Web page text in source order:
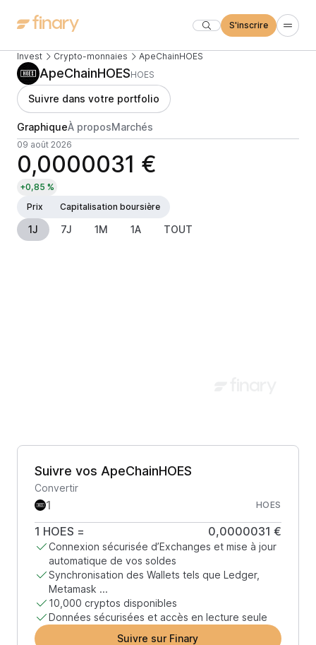
S'inscrire
Invest Crypto-monnaies ApeChainHOES
ApeChainHOESHOES
Suivre dans votre portfolio
GraphiqueÀ proposMarchés
09 août 2026
0,0000031 €
+0,85 %
Prix
Capitalisation boursière
1J 7J 1M 1A TOUT
Suivre vos ApeChainHOES
Convertir
HOES
1 HOES = 0,0000031 €
Connexion sécurisée d’Exchanges et mise à jour
automatique de vos soldes
Synchronisation des Wallets tels que Ledger,
Metamask ...
10,000 cryptos disponibles
Données sécurisées et accès en lecture seule
Suivre sur Finary